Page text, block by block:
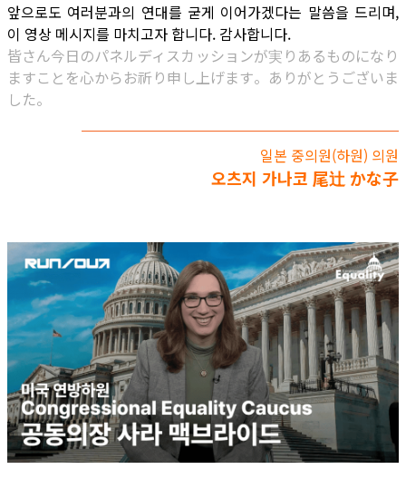
앞으로도 여러분과의 연대를 굳게 이어가겠다는 말씀을 드리며,
이 영상 메시지를 마치고자 합니다. 감사합니다.
皆さん今日のパネルディスカッションが実りあるものになり
ますことを心からお祈り申し上げます。ありがとうございま
した。
일본 중의원(하원) 의원
오츠지 가나코 尾辻 かな子